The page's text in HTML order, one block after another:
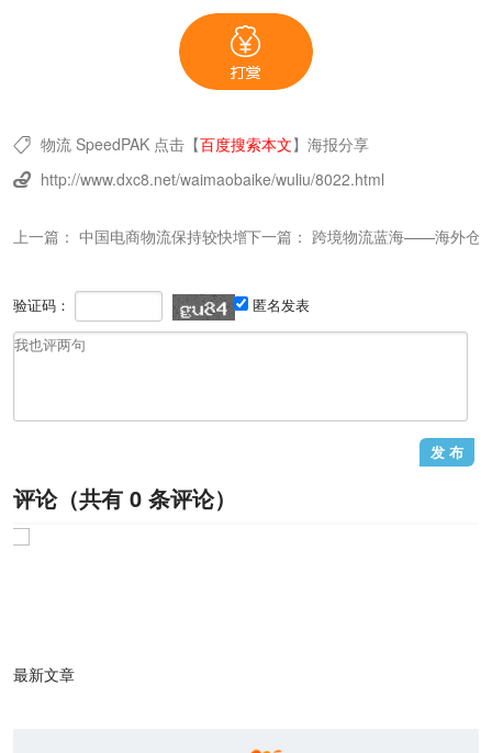
 物流 SpeedPAK点击【百度搜索本文】 海报分享
 http://www.dxc8.net/waimaobaike/wuliu/8022.html
上一篇： 中国电商物流保持较快增长，已成为推动国民经济发展的新
下一篇： 跨境物流蓝海——海外仓
验证码： 匿名发表
评论（共有 0 条评论）
最新文章